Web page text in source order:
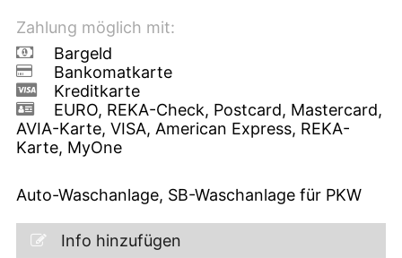
Zahlung möglich mit:
Bargeld
Bankomatkarte
Kreditkarte
EURO, REKA-Check, Postcard, Mastercard,
AVIA-Karte, VISA, American Express, REKA-
Karte, MyOne
Auto-Waschanlage, SB-Waschanlage für PKW
Info hinzufügen